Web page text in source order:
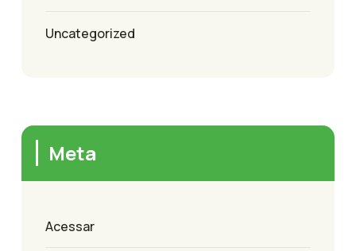
Uncategorized
Meta
Acessar